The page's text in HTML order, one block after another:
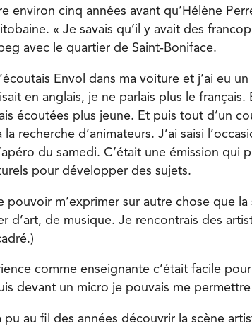
environ cinq années avant qu’Hélène
« Je savais qu’il y avait des
avec le quartier de Saint-Boniface.
Envol dans ma voiture et j’ai eu
en anglais, je ne parlais plus le français.
écoutées plus jeune. Et puis tout d’un
recherche d’animateurs. J’ai saisi
du samedi. C’était une émission qui
pour développer des sujets.
pouvoir m’exprimer sur autre chose que
d’art, de musique. Je rencontrais des
comme enseignante c’était facile
devant un micro je pouvais me
pu au fil des années découvrir la scène